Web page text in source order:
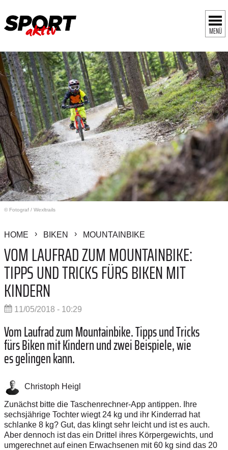
MENÜ
© Fotograf / Wexltrails
HOME BIKEN MOUNTAINBIKE
VOM LAUFRAD ZUM MOUNTAINBIKE:
TIPPS UND TRICKS FÜRS BIKEN MIT
KINDERN
11/05/2018 - 10:29
Vom Laufrad zum Mountainbike. Tipps und Tricks
fürs Biken mit Kindern und zwei Beispiele, wie
es gelingen kann.
Christoph Heigl
Zunächst bitte die Taschenrechner-App antippen. Ihre
sechsjährige Tochter wiegt 24 kg und ihr Kinderrad hat
schlanke 8 kg? Gut, das klingt sehr leicht und ist es auch.
Aber dennoch ist das ein Drittel ihres Körpergewichts, und
umgerechnet auf einen Erwachsenen mit 60 kg sind das 20